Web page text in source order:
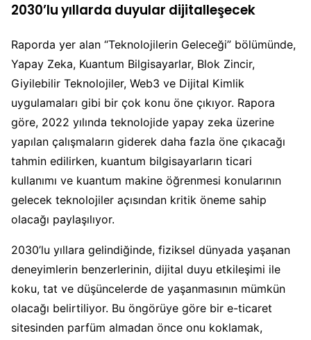
2030’lu yıllarda duyular dijitalleşecek
Raporda yer alan “Teknolojilerin Geleceği” bölümünde,
Yapay Zeka, Kuantum Bilgisayarlar, Blok Zincir,
Giyilebilir Teknolojiler, Web3 ve Dijital Kimlik
uygulamaları gibi bir çok konu öne çıkıyor. Rapora
göre, 2022 yılında teknolojide yapay zeka üzerine
yapılan çalışmaların giderek daha fazla öne çıkacağı
tahmin edilirken, kuantum bilgisayarların ticari
kullanımı ve kuantum makine öğrenmesi konularının
gelecek teknolojiler açısından kritik öneme sahip
olacağı paylaşılıyor.
2030’lu yıllara gelindiğinde, fiziksel dünyada yaşanan
deneyimlerin benzerlerinin, dijital duyu etkileşimi ile
koku, tat ve düşüncelerde de yaşanmasının mümkün
olacağı belirtiliyor. Bu öngörüye göre bir e-ticaret
sitesinden parfüm almadan önce onu koklamak,